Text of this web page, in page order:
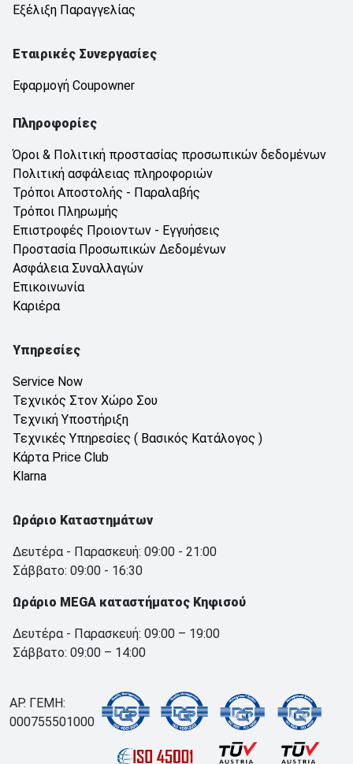
Εξέλιξη Παραγγελίας
Εταιρικές Συνεργασίες
Εφαρμογή Coupowner
Πληροφορίες
Όροι & Πολιτική προστασίας προσωπικών δεδομένων
Πολιτική ασφάλειας πληροφοριών
Τρόποι Αποστολής - Παραλαβής
Τρόποι Πληρωμής
Επιστροφές Προιοντων - Εγγυήσεις
Προστασία Προσωπικών Δεδομένων
Ασφάλεια Συναλλαγών
Επικοινωνία
Καριέρα
Υπηρεσίες
Service Now
Τεχνικός Στον Χώρο Σου
Τεχνική Υποστήριξη
Τεχνικές Υπηρεσίες ( Βασικός Κατάλογος )
Κάρτα Price Club
Klarna
Ωράριο Καταστημάτων
Δευτέρα - Παρασκευή: 09:00 - 21:00
Σάββατο: 09:00 - 16:30
Ωράριο MEGA καταστήματος Κηφισού
Δευτέρα - Παρασκευή: 09:00 – 19:00
Σάββατο: 09:00 – 14:00
ΑΡ. ΓΕΜΗ:
000755501000